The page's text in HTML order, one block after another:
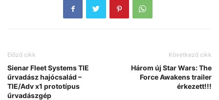
Előző cikk
Sienar Fleet Systems TIE
űrvadász hajócsalád –
TIE/Adv x1 prototípus
űrvadászgép
Következő cikk
Három új Star Wars: The
Force Awakens trailer
érkezett!!!